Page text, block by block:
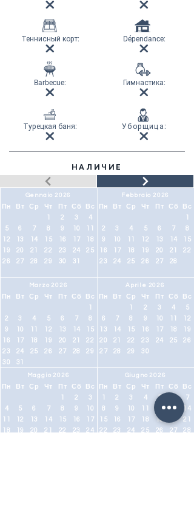
Теннисный корт:
Barbecue:
Турецкая баня:
Dépendance:
Гимнастика:
Уборщица:
НАЛИЧИЕ
Gennaio 2026
Пн Вт Ср Чт Пт Сб
Вс
1
2 3
4
5
6 7 8 9 10
11
12
13 14 15 16 17
18
19
20 21 22 23 24
25
26
27 28 29 30 31
Marzo 2026
Пн Вт Ср Чт Пт Сб
Вс
1
2
3 4 5 6 7
8
9
10 11 12 13 14
15
16
17 18 19 20 21
22
23
24 25 26 27 28
29
30
31
Maggio 2026
Пн Вт Ср Чт Пт Сб
Вс
1
2
3
4
5 6 7 8 9
10
11
12 13 14 15 16
17
18
19 20 21 22 23
24
Febbraio 2026
Пн Вт Ср Чт Пт Сб
Вс
1
2
3 4 5 6 7
8
9
10 11 12 13 14
15
16
17 18 19 20 21
22
23
24 25 26 27 28
Aprile 2026
Пн Вт Ср Чт Пт Сб
Вс
1
2 3 4
5
6
7 8 9 10 11
12
13
14 15 16 17 18
19
20
21 22 23 24 25
26
27
28 29 30
Giugno 2026
Пн Вт Ср Чт Пт Сб
Вс
1
2 3 4 5
7
8
9 10 11 12 13
14
15
16 17 18 19 20
21
22
23 24 25 26 27
28